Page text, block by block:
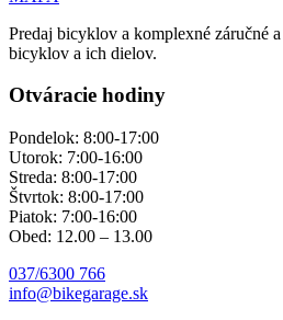
Predaj bicyklov a komplexné záručné
bicyklov a ich dielov.
Otváracie hodiny
Pondelok: 8:00-17:00
Utorok: 7:00-16:00
Streda: 8:00-17:00
Štvrtok: 8:00-17:00
Piatok: 7:00-16:00
Obed: 12.00 – 13.00
037/6300 766
info@bikegarage.sk